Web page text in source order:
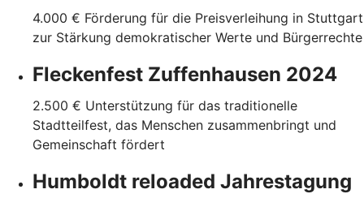
4.000 € Förderung für die Preisverleihung in Stuttgart
zur Stärkung demokratischer Werte und Bürgerrechte
Fleckenfest Zuffenhausen 2024
2.500 € Unterstützung für das traditionelle
Stadtteilfest, das Menschen zusammenbringt und
Gemeinschaft fördert
Humboldt reloaded Jahrestagung